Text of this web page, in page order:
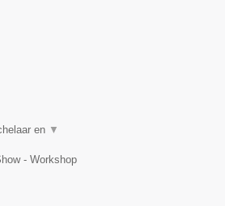
en ▼
- Workshop